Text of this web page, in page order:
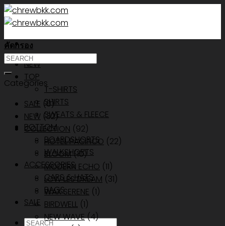
Skip
to
NEW
TOP
T-SHIRTS
SHIRTS
SWEATS & FLEECE
BOTTOM
BOARDSHORTS
WALKSHORTS
ACCESSORIES
CAPS & HATS
BAGS
SALE
ค้นหา:
คัดกรอง
ค้นหา:
Categories
SALE (0)
NEW (32)
COLLECTION (92)
HOTEL PACIFICO (22)
BLOOM(10)
MODERN ECHO (11)
LOW LES DREAM (31)
WAX SERENE (1)
BIRDWELL (1)
NEW WAVE(4)